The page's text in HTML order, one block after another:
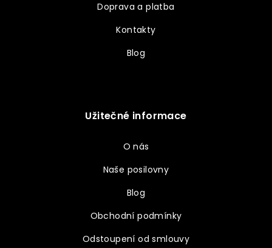
Doprava a platba
Kontakty
Blog
Užitečné informace
O nás
Naše posilovny
Blog
Obchodní podmínky
Odstoupení od smlouvy